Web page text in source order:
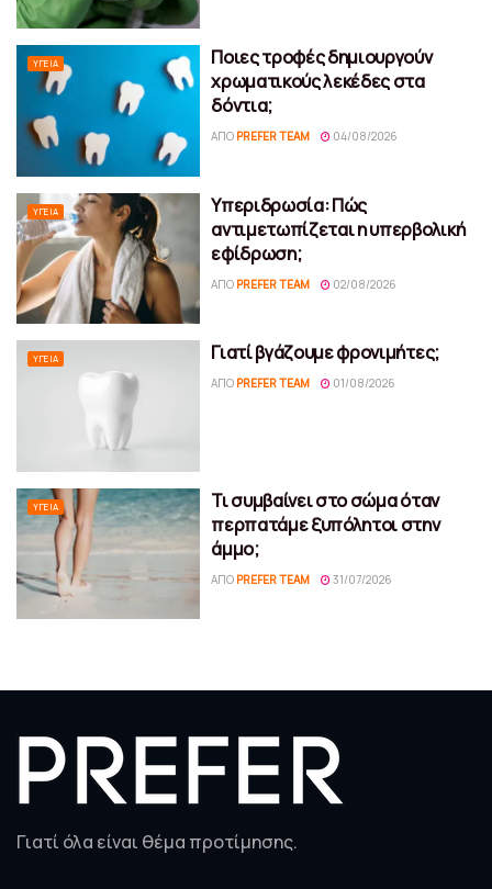
ΥΓΕΊΑ
Ποιες τροφές δημιουργούν
χρωματικούς λεκέδες στα
δόντια;
ΑΠΌ PREFER TEAM 04/08/2026
ΥΓΕΊΑ
Υπεριδρωσία: Πώς
αντιμετωπίζεται η υπερβολική
εφίδρωση;
ΑΠΌ PREFER TEAM 02/08/2026
ΥΓΕΊΑ Γιατί βγάζουμε φρονιμήτες;
ΑΠΌ PREFER TEAM 01/08/2026
ΥΓΕΊΑ
Τι συμβαίνει στο σώμα όταν
περπατάμε ξυπόλητοι στην
άμμο;
ΑΠΌ PREFER TEAM 31/07/2026
Γιατί όλα είναι θέμα προτίμησης.